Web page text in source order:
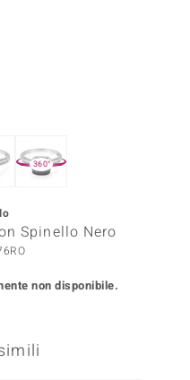
360°
Spinello Nero
non disponibile.